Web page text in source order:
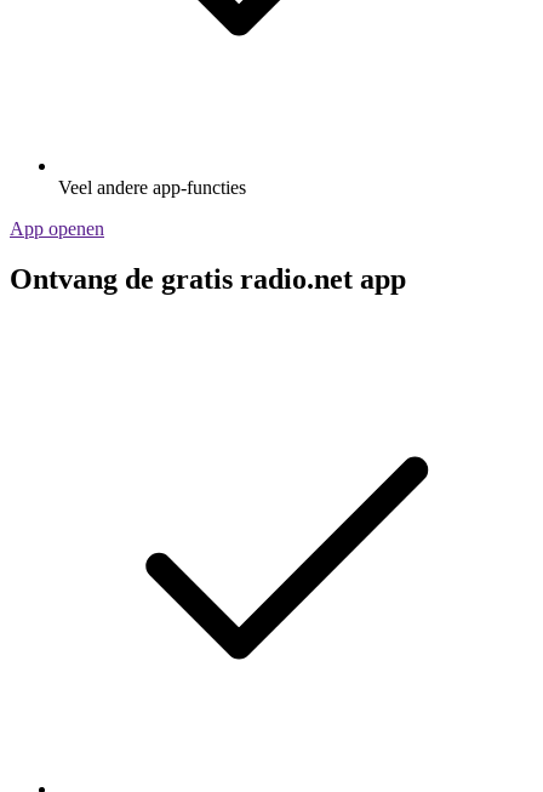
Veel andere app-functies
App openen
Ontvang de gratis radio.net app